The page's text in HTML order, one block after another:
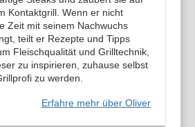
Kontaktgrill. Wenn er nicht
Zeit mit seinem Nachwuchs
teilt er Rezepte und Tipps
Fleischqualität und Grilltechnik,
zu inspirieren, zuhause selbst
zu werden.
Erfahre mehr über Oliver